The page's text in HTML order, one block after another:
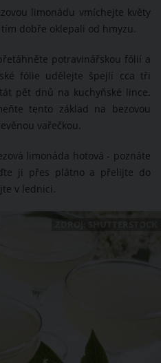
limonádu vmíchejte květy
dobře oklepali od hmyzu.
potravinářskou fólií a
fólie udělejte špejlí cca tři
pět dnů na kuchyňské lince.
tento základ na bezovou
vařečkou.
limonáda hotová - poznáte
ji přes plátno a přelijte do
v lednici.
ZDROJ: SHUTTERSTOCK